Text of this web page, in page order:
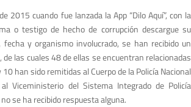
2015 cuando fue lanzada la App “Dilo Aquí”, con la
o testigo de hecho de corrupción descargue su
fecha y organismo involucrado, se han recibido un
las cuales 48 de ellas se encuentran relacionadas
han sido remitidas al Cuerpo de la Policía Nacional
Viceministerio del Sistema Integrado de Policía
se ha recibido respuesta alguna.